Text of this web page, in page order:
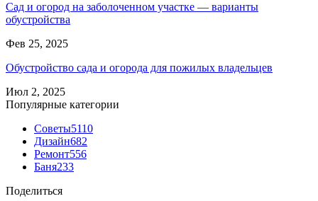
Сад и огород на заболоченном участке — варианты
обустройства
Фев 25, 2025
Обустройство сада и огорода для пожилых владельцев
Июл 2, 2025
Популярные категории
Советы5110
Дизайн682
Ремонт556
Баня233
Поделиться